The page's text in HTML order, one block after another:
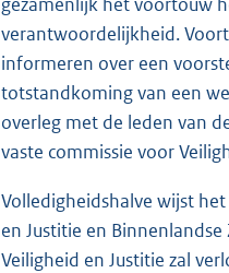
verantwoordelijkheid.
informeren over een
totstandkoming van een
overleg met de leden van
vaste commissie voor
Volledigheidshalve wijst
en Justitie en
Veiligheid en Justitie zal